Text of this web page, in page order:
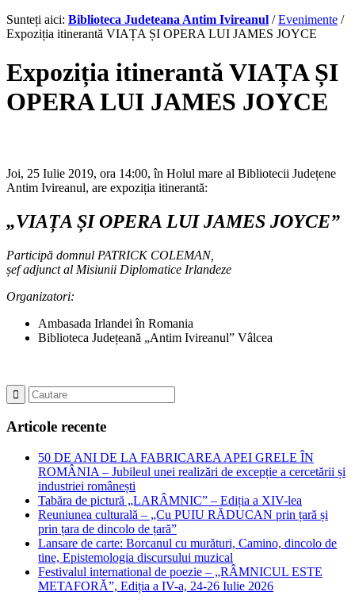
Sunteți aici: Biblioteca Judeteana Antim Ivireanul / Evenimente /
Expoziția itinerantă VIAȚA ȘI OPERA LUI JAMES JOYCE
Expoziția itinerantă VIAȚA ȘI
OPERA LUI JAMES JOYCE
Joi, 25 Iulie 2019, ora 14:00, în Holul mare al Bibliotecii Județene
Antim Ivireanul, are expoziția itinerantă:
„VIAȚA ȘI OPERA LUI JAMES JOYCE”
Participă domnul PATRICK COLEMAN,
șef adjunct al Misiunii Diplomatice Irlandeze
Organizatori:
Ambasada Irlandei în Romania
Biblioteca Județeană „Antim Ivireanul” Vâlcea
Articole recente
50 DE ANI DE LA FABRICAREA APEI GRELE ÎN
ROMÂNIA – Jubileul unei realizări de excepție a cercetării și
industriei românești
Tabăra de pictură „LARÂMNIC” – Ediția a XIV-lea
Reuniunea culturală – „Cu PUIU RĂDUCAN prin țară și
prin țara de dincolo de țară”
Lansare de carte: Borcanul cu murături, Camino, dincolo de
tine, Epistemologia discursului muzical
Festivalul international de poezie – „RÂMNICUL ESTE
METAFORĂ”, Ediția a IV-a, 24-26 Iulie 2026